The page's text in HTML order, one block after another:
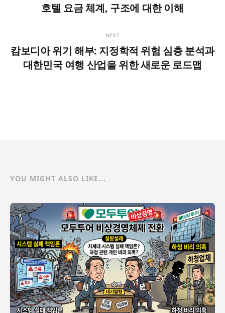
호텔 요금 체계, 구조에 대한 이해
NEXT
캄보디아 위기 해부: 지정학적 위험 심층 분석과
대한민국 여행 산업을 위한 새로운 로드맵
YOU MIGHT ALSO LIKE...